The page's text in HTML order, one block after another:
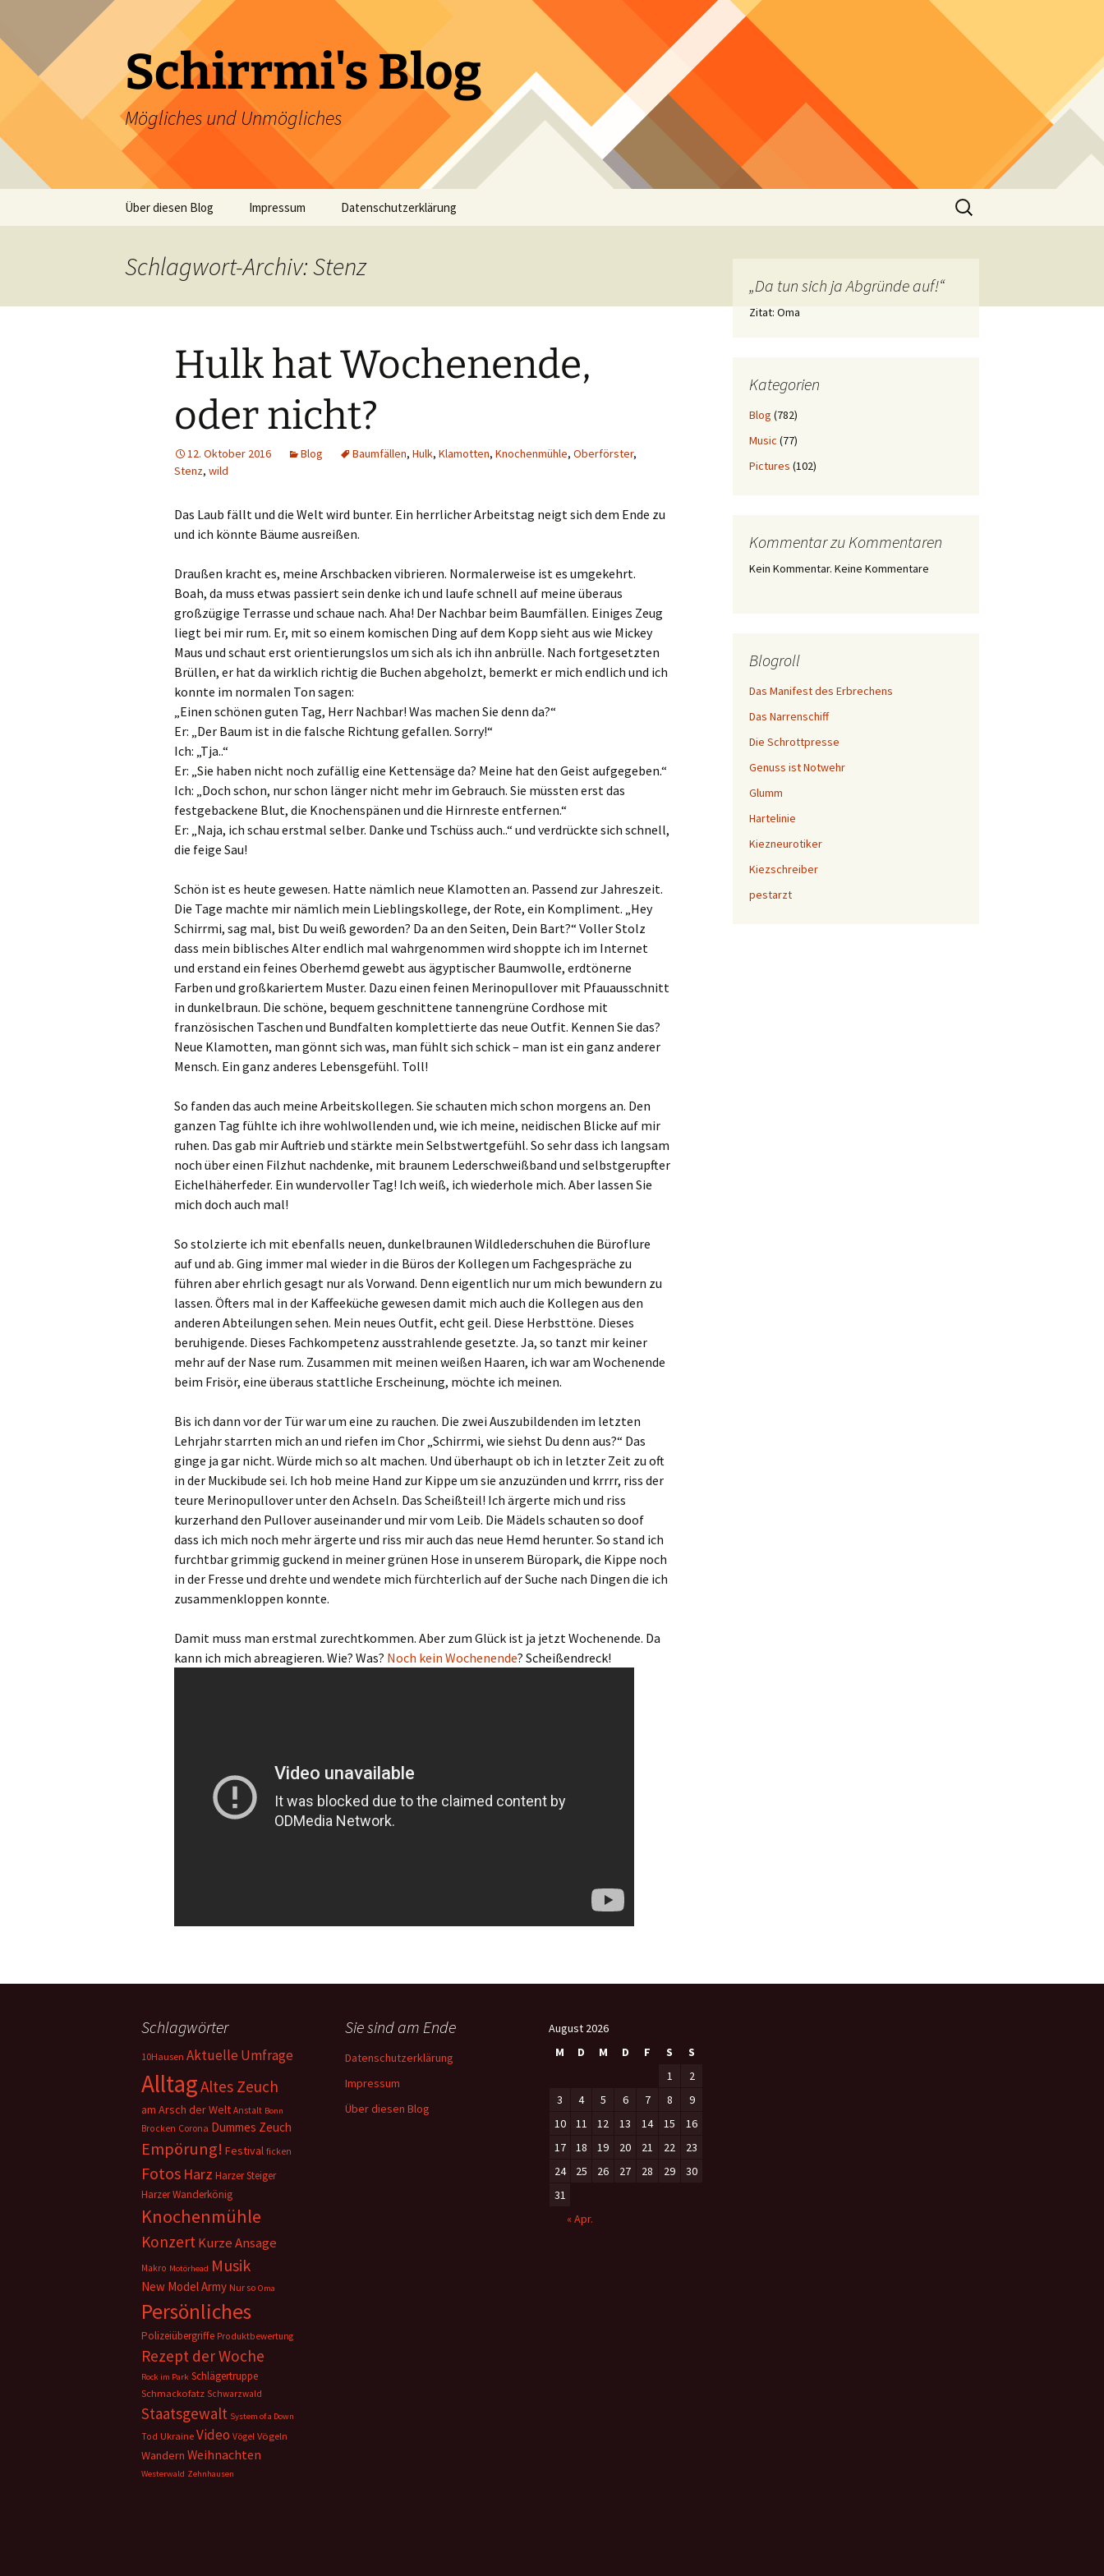
springen
Schirrmi's Blog
Mögliches und Unmögliches
Über diesen Blog Impressum Datenschutzerklärung
Suchen
nach:
Schlagwort-Archiv: Stenz
Hulk hat Wochenende,
oder nicht?
12. Oktober 2016 Blog Baumfällen, Hulk, Klamotten, Knochenmühle, Oberförster,
Stenz, wild
Das Laub fällt und die Welt wird bunter. Ein herrlicher Arbeitstag neigt sich dem Ende zu
und ich könnte Bäume ausreißen.
Draußen kracht es, meine Arschbacken vibrieren. Normalerweise ist es umgekehrt.
Boah, da muss etwas passiert sein denke ich und laufe schnell auf meine überaus
großzügige Terrasse und schaue nach. Aha! Der Nachbar beim Baumfällen. Einiges Zeug
liegt bei mir rum. Er, mit so einem komischen Ding auf dem Kopp sieht aus wie Mickey
Maus und schaut erst orientierungslos um sich als ich ihn anbrülle. Nach fortgesetzten
Brüllen, er hat da wirklich richtig die Buchen abgeholzt, bemerkt er mich endlich und ich
konnte im normalen Ton sagen:
„Einen schönen guten Tag, Herr Nachbar! Was machen Sie denn da?“
Er: „Der Baum ist in die falsche Richtung gefallen. Sorry!“
Ich: „Tja..“
Er: „Sie haben nicht noch zufällig eine Kettensäge da? Meine hat den Geist aufgegeben.“
Ich: „Doch schon, nur schon länger nicht mehr im Gebrauch. Sie müssten erst das
festgebackene Blut, die Knochenspänen und die Hirnreste entfernen.“
Er: „Naja, ich schau erstmal selber. Danke und Tschüss auch..“ und verdrückte sich schnell,
die feige Sau!
Schön ist es heute gewesen. Hatte nämlich neue Klamotten an. Passend zur Jahreszeit.
Die Tage machte mir nämlich mein Lieblingskollege, der Rote, ein Kompliment. „Hey
Schirrmi, sag mal, bist Du weiß geworden? Da an den Seiten, Dein Bart?“ Voller Stolz
dass mein biblisches Alter endlich mal wahrgenommen wird shoppte ich im Internet
und erstand ein feines Oberhemd gewebt aus ägyptischer Baumwolle, erdtönerne
Farben und großkariertem Muster. Dazu einen feinen Merinopullover mit Pfauausschnitt
in dunkelbraun. Die schöne, bequem geschnittene tannengrüne Cordhose mit
französischen Taschen und Bundfalten komplettierte das neue Outfit. Kennen Sie das?
Neue Klamotten, man gönnt sich was, man fühlt sich schick – man ist ein ganz anderer
Mensch. Ein ganz anderes Lebensgefühl. Toll!
So fanden das auch meine Arbeitskollegen. Sie schauten mich schon morgens an. Den
ganzen Tag fühlte ich ihre wohlwollenden und, wie ich meine, neidischen Blicke auf mir
ruhen. Das gab mir Auftrieb und stärkte mein Selbstwertgefühl. So sehr dass ich langsam
noch über einen Filzhut nachdenke, mit braunem Lederschweißband und selbstgerupfter
Eichelhäherfeder. Ein wundervoller Tag! Ich weiß, ich wiederhole mich. Aber lassen Sie
mich doch auch mal!
So stolzierte ich mit ebenfalls neuen, dunkelbraunen Wildlederschuhen die Büroflure
auf und ab. Ging immer mal wieder in die Büros der Kollegen um Fachgespräche zu
führen aber ehrlich gesagt nur als Vorwand. Denn eigentlich nur um mich bewundern zu
lassen. Öfters mal in der Kaffeeküche gewesen damit mich auch die Kollegen aus den
anderen Abteilungen sehen. Mein neues Outfit, echt geil. Diese Herbsttöne. Dieses
beruhigende. Dieses Fachkompetenz ausstrahlende gesetzte. Ja, so tanzt mir keiner
mehr auf der Nase rum. Zusammen mit meinen weißen Haaren, ich war am Wochenende
beim Frisör, eine überaus stattliche Erscheinung, möchte ich meinen.
Bis ich dann vor der Tür war um eine zu rauchen. Die zwei Auszubildenden im letzten
Lehrjahr starrten mich an und riefen im Chor „Schirrmi, wie siehst Du denn aus?“ Das
ginge ja gar nicht. Würde mich so alt machen. Und überhaupt ob ich in letzter Zeit zu oft
in der Muckibude sei. Ich hob meine Hand zur Kippe um sie anzuzünden und krrrr, riss der
teure Merinopullover unter den Achseln. Das Scheißteil! Ich ärgerte mich und riss
kurzerhand den Pullover auseinander und mir vom Leib. Die Mädels schauten so doof
dass ich mich noch mehr ärgerte und riss mir auch das neue Hemd herunter. So stand ich
furchtbar grimmig guckend in meiner grünen Hose in unserem Büropark, die Kippe noch
in der Fresse und drehte und wendete mich fürchterlich auf der Suche nach Dingen die ich
zusammenkloppen konnte.
Damit muss man erstmal zurechtkommen. Aber zum Glück ist ja jetzt Wochenende. Da
kann ich mich abreagieren. Wie? Was? Noch kein Wochenende? Scheißendreck!
„Da tun sich ja Abgründe auf!“
Zitat: Oma
Kategorien
Blog (782)
Music (77)
Pictures (102)
Kommentar zu Kommentaren
Kein Kommentar. Keine Kommentare
Blogroll
Das Manifest des Erbrechens
Das Narrenschiff
Die Schrottpresse
Genuss ist Notwehr
Glumm
Hartelinie
Kiezneurotiker
Kiezschreiber
pestarzt
Schlagwörter
10Hausen Aktuelle Umfrage
AlltagAltes Zeuch
am Arsch der Welt Anstalt Bonn
Brocken Corona Dummes Zeuch
Empörung! Festival ficken
Fotos Harz Harzer Steiger
Harzer Wanderkönig
Knochenmühle
KonzertKurze Ansage
Makro Motörhead Musik
New Model Army Nur so Oma
Persönliches
Polizeiübergriffe Produktbewertung
Rezept der Woche
Rock im Park Schlägertruppe
Schmackofatz Schwarzwald
Staatsgewalt System of a Down
Tod Ukraine Video Vögel Vögeln
Wandern Weihnachten
Westerwald Zehnhausen
Sie sind am Ende
Datenschutzerklärung
Impressum
Über diesen Blog
August 2026
M
D M D F S
S
1
2
3
4 5 6 7 8
9
10
11 12 13 14 15
16
17
18 19 20 21 22
23
24
25 26 27 28 29
30
31
« Apr.